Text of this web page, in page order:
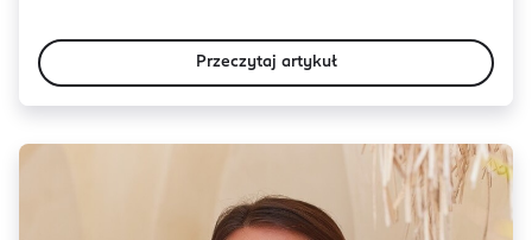
Przeczytaj artykuł